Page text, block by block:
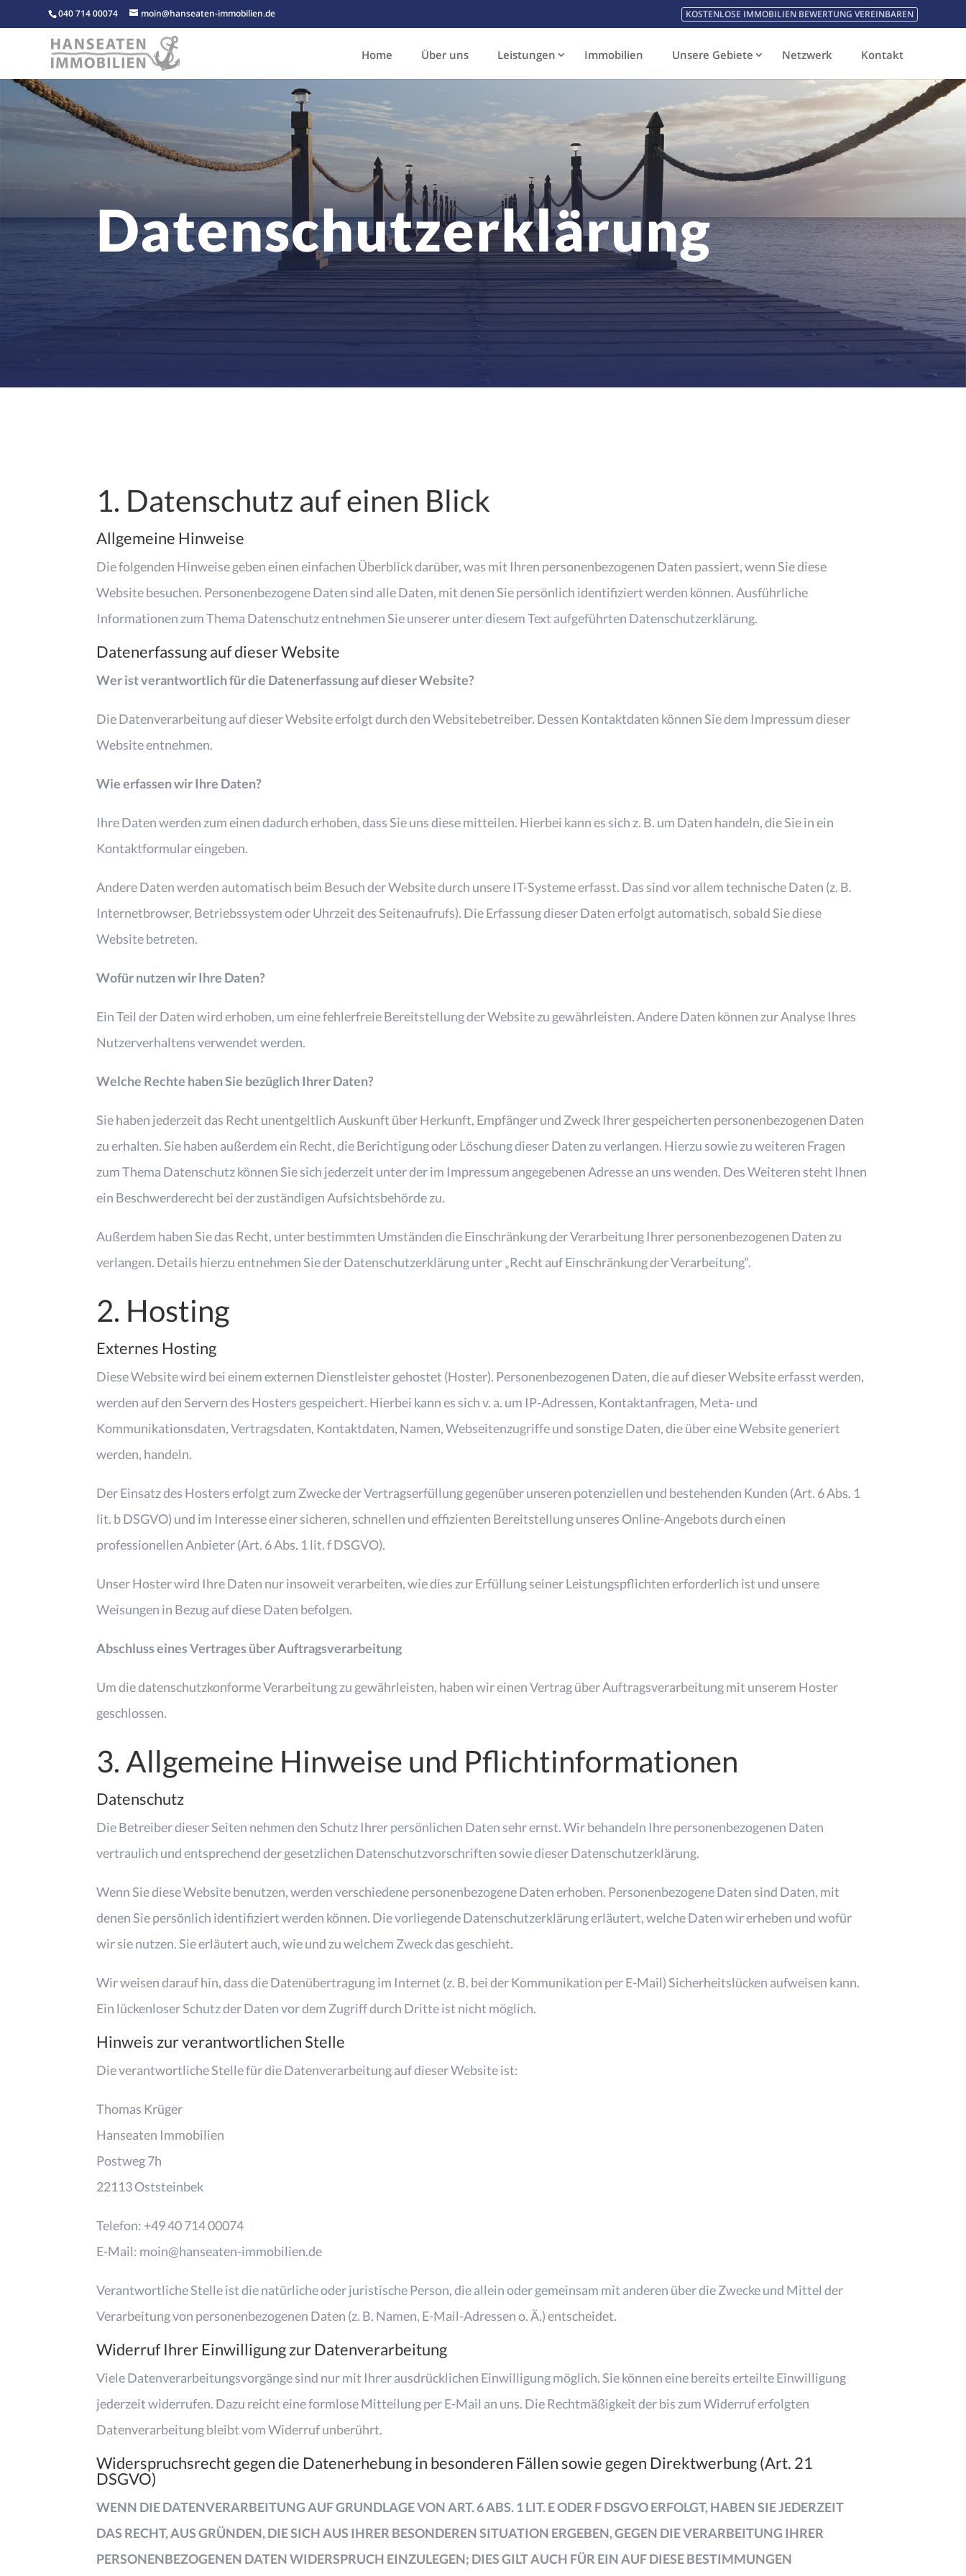
040 714 00074 moin@hanseaten-immobilien.de KOSTENLOSE IMMOBILIEN BEWERTUNG VEREINBAREN
Home Über uns Leistungen Immobilien Unsere Gebiete Netzwerk Kontakt
Datenschutzerklärung
1. Datenschutz auf einen Blick
Allgemeine Hinweise
Die folgenden Hinweise geben einen einfachen Überblick darüber, was mit Ihren personenbezogenen Daten passiert, wenn Sie diese
Website besuchen. Personenbezogene Daten sind alle Daten, mit denen Sie persönlich identifiziert werden können. Ausführliche
Informationen zum Thema Datenschutz entnehmen Sie unserer unter diesem Text aufgeführten Datenschutzerklärung.
Datenerfassung auf dieser Website
Wer ist verantwortlich für die Datenerfassung auf dieser Website?
Die Datenverarbeitung auf dieser Website erfolgt durch den Websitebetreiber. Dessen Kontaktdaten können Sie dem Impressum dieser
Website entnehmen.
Wie erfassen wir Ihre Daten?
Ihre Daten werden zum einen dadurch erhoben, dass Sie uns diese mitteilen. Hierbei kann es sich z. B. um Daten handeln, die Sie in ein
Kontaktformular eingeben.
Andere Daten werden automatisch beim Besuch der Website durch unsere IT-Systeme erfasst. Das sind vor allem technische Daten (z. B.
Internetbrowser, Betriebssystem oder Uhrzeit des Seitenaufrufs). Die Erfassung dieser Daten erfolgt automatisch, sobald Sie diese
Website betreten.
Wofür nutzen wir Ihre Daten?
Ein Teil der Daten wird erhoben, um eine fehlerfreie Bereitstellung der Website zu gewährleisten. Andere Daten können zur Analyse Ihres
Nutzerverhaltens verwendet werden.
Welche Rechte haben Sie bezüglich Ihrer Daten?
Sie haben jederzeit das Recht unentgeltlich Auskunft über Herkunft, Empfänger und Zweck Ihrer gespeicherten personenbezogenen Daten
zu erhalten. Sie haben außerdem ein Recht, die Berichtigung oder Löschung dieser Daten zu verlangen. Hierzu sowie zu weiteren Fragen
zum Thema Datenschutz können Sie sich jederzeit unter der im Impressum angegebenen Adresse an uns wenden. Des Weiteren steht Ihnen
ein Beschwerderecht bei der zuständigen Aufsichtsbehörde zu.
Außerdem haben Sie das Recht, unter bestimmten Umständen die Einschränkung der Verarbeitung Ihrer personenbezogenen Daten zu
verlangen. Details hierzu entnehmen Sie der Datenschutzerklärung unter „Recht auf Einschränkung der Verarbeitung“.
2. Hosting
Externes Hosting
Diese Website wird bei einem externen Dienstleister gehostet (Hoster). Personenbezogenen Daten, die auf dieser Website erfasst werden,
werden auf den Servern des Hosters gespeichert. Hierbei kann es sich v. a. um IP-Adressen, Kontaktanfragen, Meta- und
Kommunikationsdaten, Vertragsdaten, Kontaktdaten, Namen, Webseitenzugriffe und sonstige Daten, die über eine Website generiert
werden, handeln.
Der Einsatz des Hosters erfolgt zum Zwecke der Vertragserfüllung gegenüber unseren potenziellen und bestehenden Kunden (Art. 6 Abs. 1
lit. b DSGVO) und im Interesse einer sicheren, schnellen und effizienten Bereitstellung unseres Online-Angebots durch einen
professionellen Anbieter (Art. 6 Abs. 1 lit. f DSGVO).
Unser Hoster wird Ihre Daten nur insoweit verarbeiten, wie dies zur Erfüllung seiner Leistungspflichten erforderlich ist und unsere
Weisungen in Bezug auf diese Daten befolgen.
Abschluss eines Vertrages über Auftragsverarbeitung
Um die datenschutzkonforme Verarbeitung zu gewährleisten, haben wir einen Vertrag über Auftragsverarbeitung mit unserem Hoster
geschlossen.
3. Allgemeine Hinweise und Pflichtinformationen
Datenschutz
Die Betreiber dieser Seiten nehmen den Schutz Ihrer persönlichen Daten sehr ernst. Wir behandeln Ihre personenbezogenen Daten
vertraulich und entsprechend der gesetzlichen Datenschutzvorschriften sowie dieser Datenschutzerklärung.
Wenn Sie diese Website benutzen, werden verschiedene personenbezogene Daten erhoben. Personenbezogene Daten sind Daten, mit
denen Sie persönlich identifiziert werden können. Die vorliegende Datenschutzerklärung erläutert, welche Daten wir erheben und wofür
wir sie nutzen. Sie erläutert auch, wie und zu welchem Zweck das geschieht.
Wir weisen darauf hin, dass die Datenübertragung im Internet (z. B. bei der Kommunikation per E-Mail) Sicherheitslücken aufweisen kann.
Ein lückenloser Schutz der Daten vor dem Zugriff durch Dritte ist nicht möglich.
Hinweis zur verantwortlichen Stelle
Die verantwortliche Stelle für die Datenverarbeitung auf dieser Website ist:
Thomas Krüger
Hanseaten Immobilien
Postweg 7h
22113 Oststeinbek
Telefon: +49 40 714 00074
E-Mail: moin@hanseaten-immobilien.de
Verantwortliche Stelle ist die natürliche oder juristische Person, die allein oder gemeinsam mit anderen über die Zwecke und Mittel der
Verarbeitung von personenbezogenen Daten (z. B. Namen, E-Mail-Adressen o. Ä.) entscheidet.
Widerruf Ihrer Einwilligung zur Datenverarbeitung
Viele Datenverarbeitungsvorgänge sind nur mit Ihrer ausdrücklichen Einwilligung möglich. Sie können eine bereits erteilte Einwilligung
jederzeit widerrufen. Dazu reicht eine formlose Mitteilung per E-Mail an uns. Die Rechtmäßigkeit der bis zum Widerruf erfolgten
Datenverarbeitung bleibt vom Widerruf unberührt.
Widerspruchsrecht gegen die Datenerhebung in besonderen Fällen sowie gegen Direktwerbung (Art. 21
DSGVO)
WENN DIE DATENVERARBEITUNG AUF GRUNDLAGE VON ART. 6 ABS. 1 LIT. E ODER F DSGVO ERFOLGT, HABEN SIE JEDERZEIT
DAS RECHT, AUS GRÜNDEN, DIE SICH AUS IHRER BESONDEREN SITUATION ERGEBEN, GEGEN DIE VERARBEITUNG IHRER
PERSONENBEZOGENEN DATEN WIDERSPRUCH EINZULEGEN; DIES GILT AUCH FÜR EIN AUF DIESE BESTIMMUNGEN